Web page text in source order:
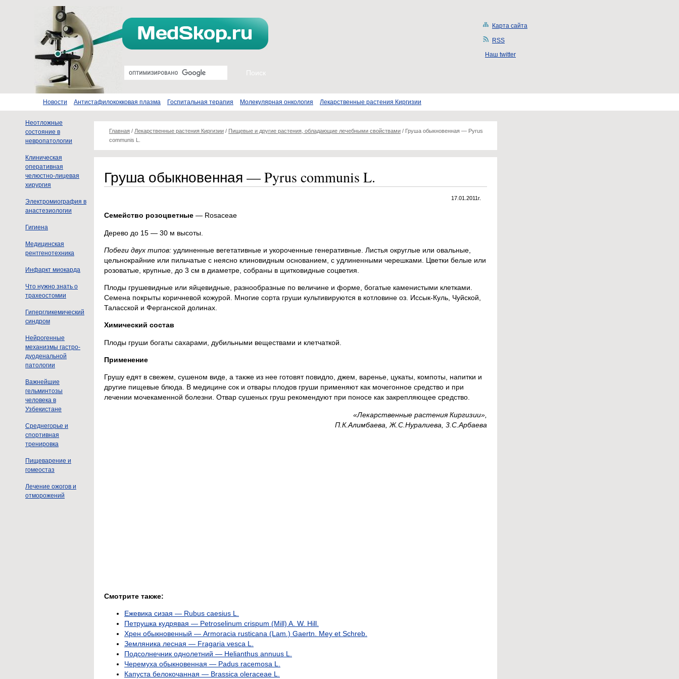
Карта сайта
RSS
Наш twitter
Новости Антистафилококковая плазма Госпитальная терапия Молекулярная онкология Лекарственные растения Киргизии
Неотложные
состояние в
невропатологии
Клиническая
оперативная
челюстно-лицевая
хирургия
Электромиография в
анастезиологии
Гигиена
Медицинская
рентгенотехника
Инфаркт миокарда
Что нужно знать о
трахеостомии
Гипергликемический
синдром
Нейрогенные
механизмы гастро-
дуоденальной
патологии
Важнейшие
гельминтозы
человека в
Узбекистане
Среднегорье и
спортивная
тренировка
Пищеварение и
гомеостаз
Лечение ожогов и
отморожений
Главная / Лекарственные растения Киргизии / Пищевые и другие растения, обладающие лечебными свойствами / Груша обыкновенная — Pyrus
communis L.
Груша обыкновенная — Pyrus communis L.
17.01.2011г.
Семейство розоцветные — Rosaceae
Дерево до 15 — 30 м высоты.
Побеги двух типов: удлиненные вегетативные и укороченные генеративные. Листья округлые или овальные,
цельнокрайние или пильчатые с неясно клиновидным основанием, с удлиненными черешками. Цветки белые или
розоватые, крупные, до 3 см в диаметре, собраны в щитковидные соцветия.
Плоды грушевидные или яйцевидные, разнообразные по величине и форме, богатые каменистыми клетками.
Семена покрыты коричневой кожурой. Многие сорта груши культивируются в котловине оз. Иссык-Куль, Чуйской,
Таласской и Ферганской долинах.
Химический состав
Плоды груши богаты сахарами, дубильными веществами и клетчаткой.
Применение
Грушу едят в свежем, сушеном виде, а также из нее готовят повидло, джем, варенье, цукаты, компоты, напитки и
другие пищевые блюда. В медицине сок и отвары плодов груши применяют как мочегонное средство и при
лечении мочекаменной болезни. Отвар сушеных груш рекомендуют при поносе как закрепляющее средство.
«Лекарственные растения Киргизии»,
П.К.Алимбаева, Ж.С.Нуралиева, 3.С.Арбаева
Смотрите также:
Ежевика сизая — Rubus caesius L.
Петрушка кудрявая — Petroselinum crispum (Mill) A. W. Hill.
Хрен обыкновенный — Armoracia rusticana (Lam.) Gaertn. Mey et Schreb.
Земляника лесная — Fragaria vesca L.
Подсолнечник однолетний — Helianthus annuus L.
Черемуха обыкновенная — Padus racemosa L.
Капуста белокочанная — Brassica oleraceae L.